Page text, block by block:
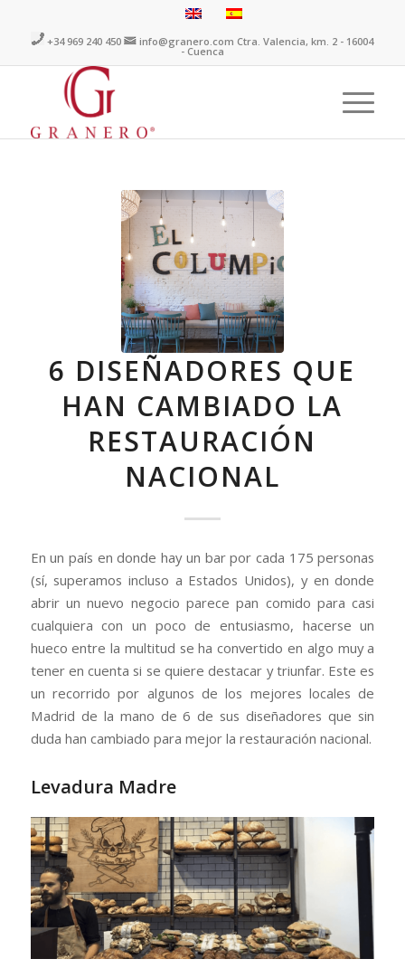
+34 969 240 450 info@granero.com Ctra. Valencia, km. 2 - 16004
- Cuenca
6 DISEÑADORES QUE
HAN CAMBIADO LA
RESTAURACIÓN
NACIONAL
En un país en donde hay un bar por cada 175 personas
(sí, superamos incluso a Estados Unidos), y en donde
abrir un nuevo negocio parece pan comido para casi
cualquiera con un poco de entusiasmo, hacerse un
hueco entre la multitud se ha convertido en algo muy a
tener en cuenta si se quiere destacar y triunfar. Este es
un recorrido por algunos de los mejores locales de
Madrid de la mano de 6 de sus diseñadores que sin
duda han cambiado para mejor la restauración nacional.
Levadura Madre